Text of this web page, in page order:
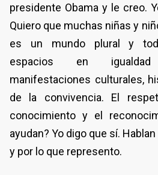
presidente Obama y le creo.
Quiero que muchas niñas y
es un mundo plural y
espacios en
manifestaciones culturales,
de la convivencia. El
conocimiento y el
ayudan? Yo digo que sí.
y por lo que represento.